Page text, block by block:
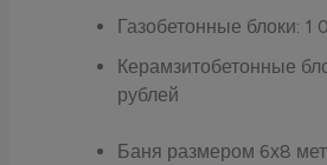
Газобетонные блоки:
Керамзитобетонные
рублей
Баня размером 6х8